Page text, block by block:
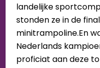
landelijke
stonden ze in de
minitrampoline.En
Nederlands
proficiat aan deze